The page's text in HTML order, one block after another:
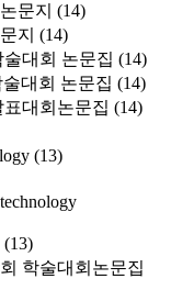
문지 (14)
지 (14)
대회 논문집 (14)
대회 논문집 (14)
대회논문집 (14)
(13)
(13)
학술대회논문집